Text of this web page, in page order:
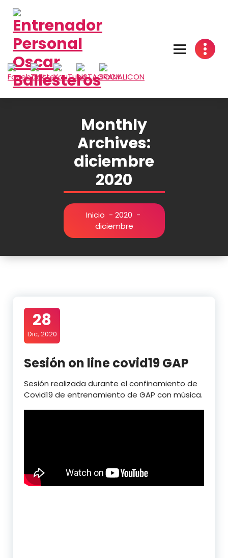
contenido
Monthly
Archives:
diciembre
2020
Inicio - 2020 -
diciembre
28
Dic, 2020
Sesión on line covid19 GAP
Sesión realizada durante el confinamiento de
Covid19 de entrenamiento de GAP con música.